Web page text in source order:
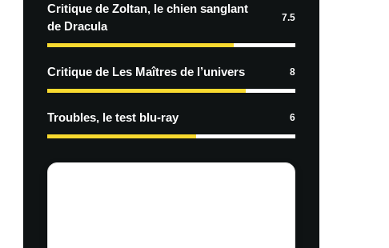
Critique de Zoltan, le chien sanglant
de Dracula
7.5
Critique de Les Maîtres de l’univers 8
Troubles, le test blu-ray 6